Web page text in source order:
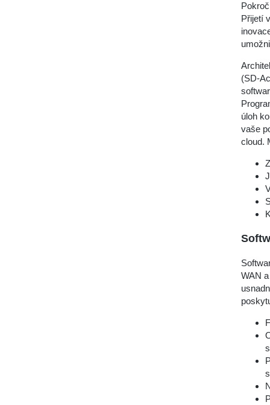
Přijetí
(SD-
úloh
vaše
cloud.
WAN